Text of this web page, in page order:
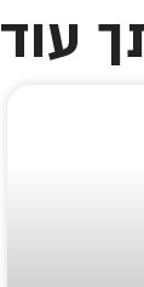
עוד